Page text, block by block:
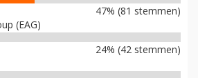
47% (81 stemmen)
(EAG)
24% (42 stemmen)